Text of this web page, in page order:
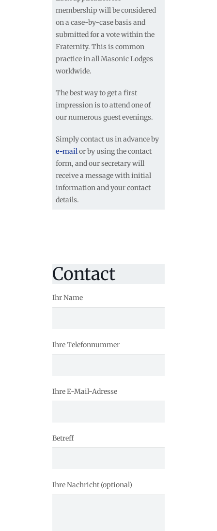
membership will be considered
on a case-by-case basis and
submitted for a vote within the
Fraternity. This is common
practice in all Masonic Lodges
worldwide.
The best way to get a first
impression is to attend one of
our numerous guest evenings.
Simply contact us in advance by
e-mailor by using the contact
form, and our secretary will
receive a message with initial
information and your contact
details.
Contact
Ihr Name
Ihre Telefonnummer
Ihre E-Mail-Adresse
Betreff
Ihre Nachricht (optional)